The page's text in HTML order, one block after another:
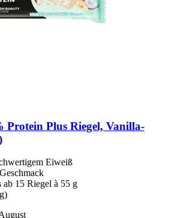
Protein Plus Riegel, Vanilla-​
Eiweiß
15 Riegel à 55 g